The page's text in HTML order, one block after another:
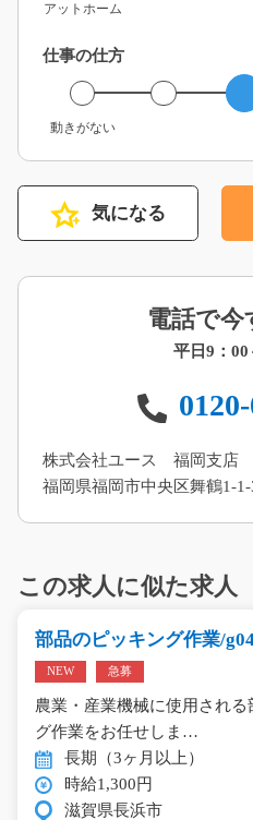
アットホーム
仕事の仕方
動きがない
気になる
電話で今
平日9：00
株式会社ユース 福岡支店
福岡県福岡市中央区舞鶴1-
この求人に似た求人
部品のピッキング作業/
NEW 急募
農業・産業機械に使用され
グ作業をお任せしま…
長期（3ヶ月以上）
時給1,300円
滋賀県長浜市